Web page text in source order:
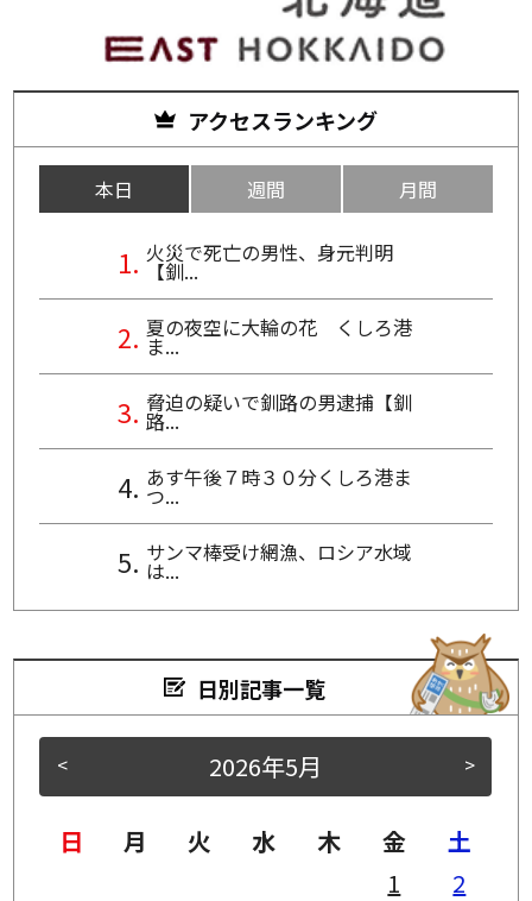
アクセスランキング
本日 週間 月間
火災で死亡の男性、身元判明
【釧...
夏の夜空に大輪の花 くしろ港
ま...
脅迫の疑いで釧路の男逮捕【釧
路...
あす午後７時３０分くしろ港ま
つ...
サンマ棒受け網漁、ロシア水域
は...
日別記事一覧
< >
2026年5月
日 月 火 水 木 金
土
1
2